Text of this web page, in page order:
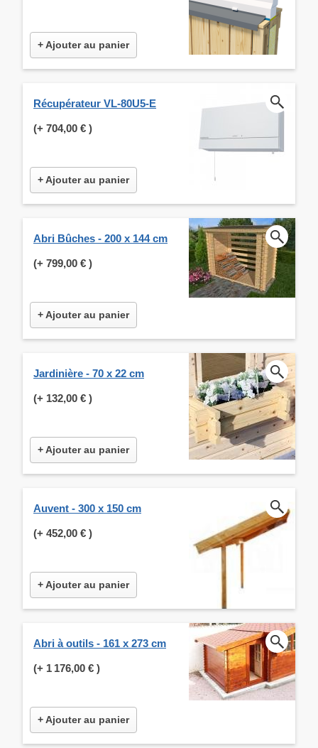
+ Ajouter au panier
Récupérateur VL-80U5-E
(+ 704,00 € )
+ Ajouter au panier
Abri Bûches - 200 x 144 cm
(+ 799,00 € )
+ Ajouter au panier
Jardinière - 70 x 22 cm
(+ 132,00 € )
+ Ajouter au panier
Auvent - 300 x 150 cm
(+ 452,00 € )
+ Ajouter au panier
Abri à outils - 161 x 273 cm
(+ 1 176,00 € )
+ Ajouter au panier